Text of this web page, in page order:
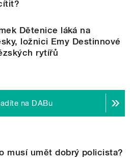
Dětenice láká na
ložnici Emy Destinnové
rytířů
na DABu
musí umět dobrý policista?